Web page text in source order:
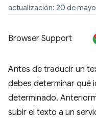
actualización: 20 de
Browser Support
Antes de traducir un
debes determinar qué
determinado.
subir el texto a un